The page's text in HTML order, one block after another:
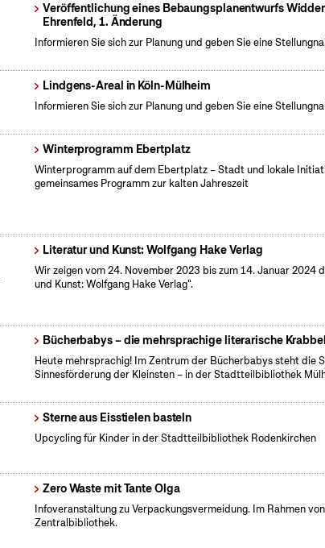
Veröffentlichung eines Bebaungsplanentwurfs
Ehrenfeld, 1. Änderung
Informieren Sie sich zur Planung und geben Sie eine
Lindgens-Areal in Köln-Mülheim
Informieren Sie sich zur Planung und geben Sie eine
Winterprogramm Ebertplatz
Winterprogramm auf dem Ebertplatz – Stadt und lokale
gemeinsames Programm zur kalten Jahreszeit
Literatur und Kunst: Wolfgang Hake Verlag
Wir zeigen vom 24. November 2023 bis zum 14. Januar 2024
und Kunst: Wolfgang Hake Verlag".
Bücherbabys – die mehrsprachige literarische
Heute mehrsprachig! Im Zentrum der Bücherbabys steht die
Sinnesförderung der Kleinsten – in der Stadtteilbibliothek
Sterne aus Eisstielen basteln
Upcycling für Kinder in der Stadtteilbibliothek Rodenkirchen
Zero Waste mit Tante Olga
Infoveranstaltung zu Verpackungsvermeidung. Im Rahmen
Zentralbibliothek.